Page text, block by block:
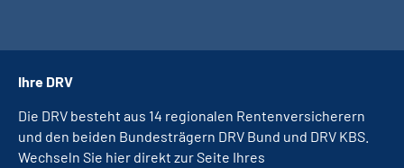
Ihre DRV
Die DRV besteht aus 14 regionalen Rentenversicherern
und den beiden Bundesträgern DRV Bund und DRV KBS.
Wechseln Sie hier direkt zur Seite Ihres